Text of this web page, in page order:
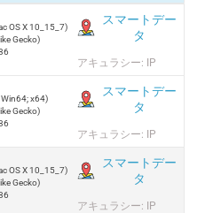
OS X 10_15_7)
Gecko)
スマートデー
タ
アキュラシー: IP
x64)
Gecko)
スマートデー
タ
アキュラシー: IP
OS X 10_15_7)
Gecko)
スマートデー
タ
アキュラシー: IP